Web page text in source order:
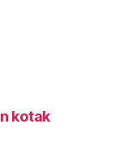
kotak